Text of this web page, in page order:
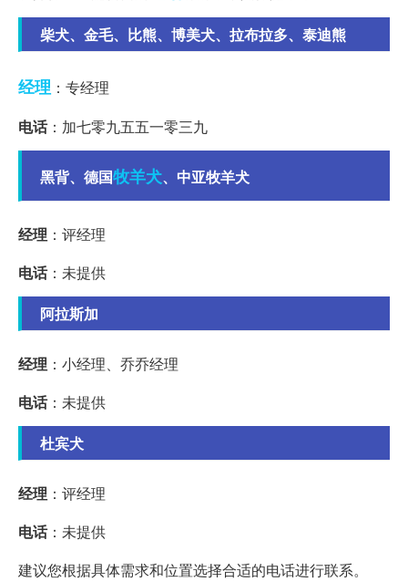
柴犬、金毛、比熊、博美犬、拉布拉多、泰迪熊
经理 ：专经理
电话：加七零九五五一零三九
黑背、德国牧羊犬、中亚牧羊犬
经理 ：评经理
电话：未提供
阿拉斯加
经理 ：小经理、乔乔经理
电话：未提供
杜宾犬
经理 ：评经理
电话：未提供
建议您根据具体需求和位置选择合适的电话进行联系。